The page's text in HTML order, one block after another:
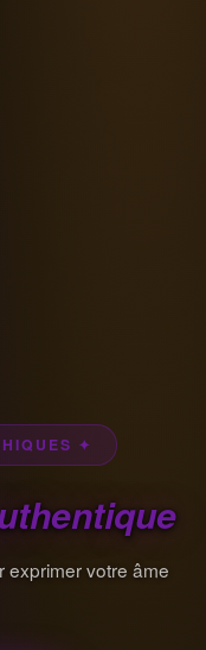
✦
exprimer votre âme